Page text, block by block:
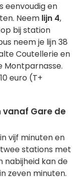
eenvoudig en
Neem lijn 4,
bij station
neem je lijn 38
Coutellerie en
Montparnasse.
euro (T+
vanaf Gare de
vijf minuten en
stations met
nabijheid kan de
in zeven minuten.